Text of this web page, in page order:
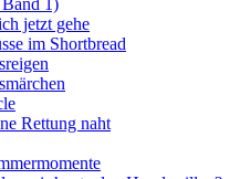
1)
jetzt gehe
im Shortbread
Rettung naht